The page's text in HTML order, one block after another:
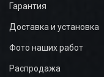
Гарантия
Доставка и установка
Фото наших работ
Распродажа